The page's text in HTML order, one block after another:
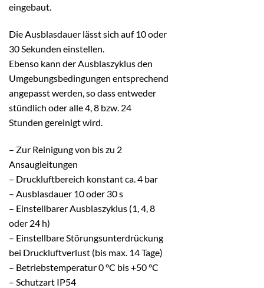
eingebaut.
Die Ausblasdauer lässt sich auf 10 oder
30 Sekunden einstellen.
Ebenso kann der Ausblaszyklus den
Umgebungsbedingungen entsprechend
angepasst werden, so dass entweder
stündlich oder alle 4, 8 bzw. 24
Stunden gereinigt wird.
– Zur Reinigung von bis zu 2
Ansaugleitungen
– Druckluftbereich konstant ca. 4 bar
– Ausblasdauer 10 oder 30 s
– Einstellbarer Ausblaszyklus (1, 4, 8
oder 24 h)
– Einstellbare Störungsunterdrückung
bei Druckluftverlust (bis max. 14 Tage)
– Betriebstemperatur 0 °C bis +50 °C
– Schutzart IP54